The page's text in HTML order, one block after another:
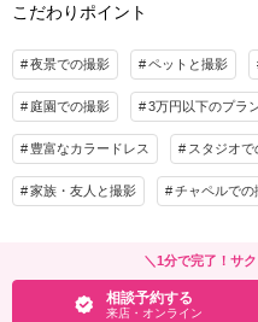
こだわりポイント
夜景での撮影 ペットと撮影
庭園での撮影 3万円以下のプラ
豊富なカラードレス スタジオで
家族・友人と撮影 チャペルでの
＼1分で完了！サ
相談予約する
来店・オンライン